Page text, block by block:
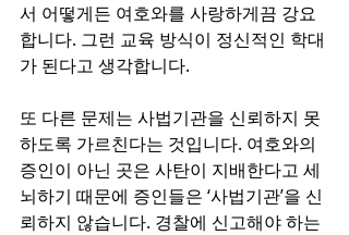
서 어떻게든 여호와를 사랑하게끔 강요
합니다. 그런 교육 방식이 정신적인 학대
가 된다고 생각합니다.
또 다른 문제는 사법기관을 신뢰하지 못
하도록 가르친다는 것입니다. 여호와의
증인이 아닌 곳은 사탄이 지배한다고 세
뇌하기 때문에 증인들은 ‘사법기관’을 신
뢰하지 않습니다. 경찰에 신고해야 하는